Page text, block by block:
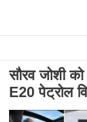
सौरव जोशी
E20 पेट्रोल